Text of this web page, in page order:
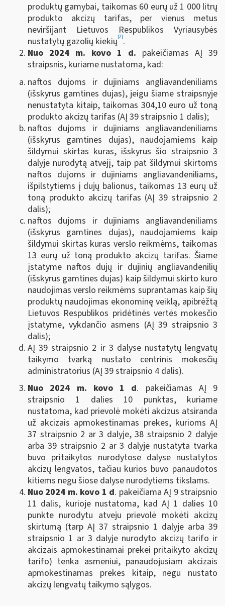
produktų gamybai, taikomas 60 eurų už 1 000 litrų
produkto akcizų tarifas, per vienus metus
neviršijant Lietuvos Respublikos Vyriausybės
nustatytų gazolių kiekių[2].
Nuo 2024 m. kovo 1 d. pakeičiamas AĮ 39
straipsnis, kuriame nustatoma, kad:
naftos dujoms ir dujiniams angliavandeniliams
(išskyrus gamtines dujas), jeigu šiame straipsnyje
nenustatyta kitaip, taikomas 304,10 euro už toną
produkto akcizų tarifas (AĮ 39 straipsnio 1 dalis);
naftos dujoms ir dujiniams angliavandeniliams
(išskyrus gamtines dujas), naudojamiems kaip
šildymui skirtas kuras, išskyrus šio straipsnio 3
dalyje nurodytą atvejį, taip pat šildymui skirtoms
naftos dujoms ir dujiniams angliavandeniliams,
išpilstytiems į dujų balionus, taikomas 13 eurų už
toną produkto akcizų tarifas (AĮ 39 straipsnio 2
dalis);
naftos dujoms ir dujiniams angliavandeniliams
(išskyrus gamtines dujas), naudojamiems kaip
šildymui skirtas kuras verslo reikmėms, taikomas
13 eurų už toną produkto akcizų tarifas. Šiame
įstatyme naftos dujų ir dujinių angliavandenilių
(išskyrus gamtines dujas) kaip šildymui skirto kuro
naudojimas verslo reikmėms suprantamas kaip šių
produktų naudojimas ekonominę veiklą, apibrėžtą
Lietuvos Respublikos pridėtinės vertės mokesčio
įstatyme, vykdančio asmens (AĮ 39 straipsnio 3
dalis);
AĮ 39 straipsnio 2 ir 3 dalyse nustatytų lengvatų
taikymo tvarką nustato centrinis mokesčių
administratorius (AĮ 39 straipsnio 4 dalis).
Nuo 2024 m. kovo 1 d. pakeičiamas AĮ 9
straipsnio 1 dalies 10 punktas, kuriame
nustatoma, kad prievolė mokėti akcizus atsiranda
už akcizais apmokestinamas prekes, kurioms AĮ
37 straipsnio 2 ar 3 dalyje, 38 straipsnio 2 dalyje
arba 39 straipsnio 2 ar 3 dalyje nustatyta tvarka
buvo pritaikytos nurodytose dalyse nustatytos
akcizų lengvatos, tačiau kurios buvo panaudotos
kitiems negu šiose dalyse nurodytiems tikslams.
Nuo 2024 m. kovo 1 d. pakeičiama AĮ 9 straipsnio
11 dalis, kurioje nustatoma, kad AĮ 1 dalies 10
punkte nurodytu atveju prievolė mokėti akcizų
skirtumą (tarp AĮ 37 straipsnio 1 dalyje arba 39
straipsnio 1 ar 3 dalyje nurodyto akcizų tarifo ir
akcizais apmokestinamai prekei pritaikyto akcizų
tarifo) tenka asmeniui, panaudojusiam akcizais
apmokestinamas prekes kitaip, negu nustato
akcizų lengvatų taikymo sąlygos.